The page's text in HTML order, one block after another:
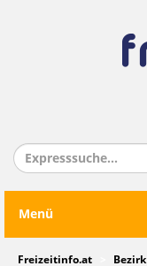
Menü
Freizeitinfo.at Bezirk